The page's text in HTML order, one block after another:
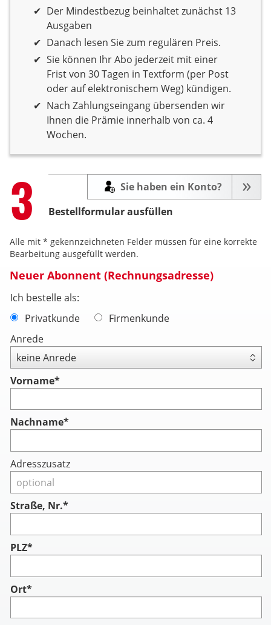
12 Monate Laufzeit
Der Mindestbezug beinhaltet zunächst 13
Ausgaben
Danach lesen Sie zum regulären Preis.
Sie können Ihr Abo jederzeit mit einer
Frist von 30 Tagen in Textform (per Post
oder auf elektronischem Weg) kündigen.
Nach Zahlungseingang übersenden wir
Ihnen die Prämie innerhalb von ca. 4
Wochen.
Step
3 Bestellformular ausfüllen
Sie haben ein Konto?
Alle mit * gekennzeichneten Felder müssen für eine korrekte
Bearbeitung ausgefüllt werden.
Neuer Abonnent (Rechnungsadresse)
Ich bestelle als:
Privatkunde
Firmenkunde
Anrede
Vorname*
Nachname*
Adresszusatz
Straße, Nr.*
PLZ*
Ort*